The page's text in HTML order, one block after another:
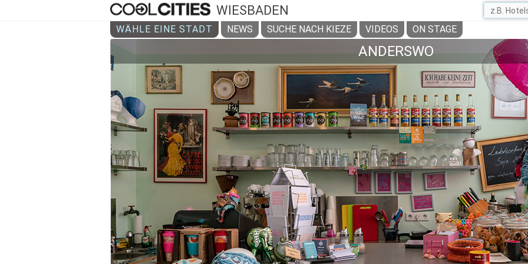
WIESBADEN
WÄHLE EINE STADT NEWS SUCHE NACH KIEZE VIDEOS ON STAGE
ANDERSWO